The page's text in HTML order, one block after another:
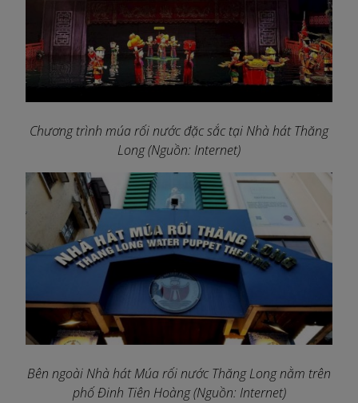
Chương trình múa rối nước đặc sắc tại Nhà hát Thăng
Long (Nguồn: Internet)
Bên ngoài Nhà hát Múa rối nước Thăng Long nằm trên
phố Đinh Tiên Hoàng (Nguồn: Internet)